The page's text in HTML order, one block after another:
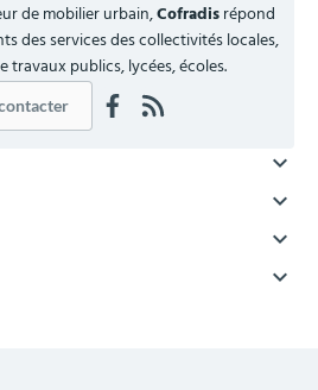
de mobilier urbain,Cofradisrépond
des services des collectivités locales,
travaux publics, lycées, écoles.



